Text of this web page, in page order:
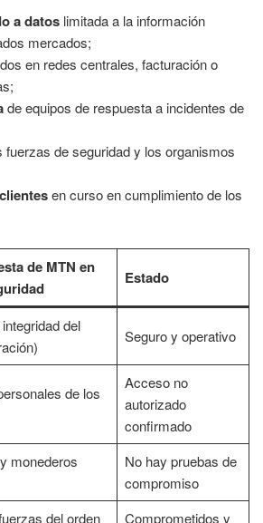
a datos limitada a la información
mercados;
en redes centrales, facturación o
de equipos de respuesta a incidentes de
fuerzas de seguridad y los organismos
en curso en cumplimiento de los
de MTN en
Estado
del
Seguro y operativo
de los
Acceso no
autorizado
confirmado
monederos
No hay pruebas de
compromiso
del orden
Comprometidos y